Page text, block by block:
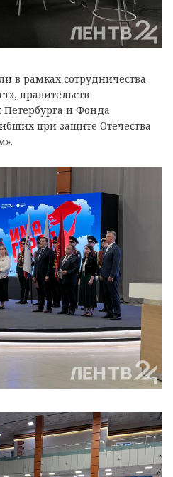
в рамках сотрудничества
правительств
Петербурга и Фонда
при защите Отечества